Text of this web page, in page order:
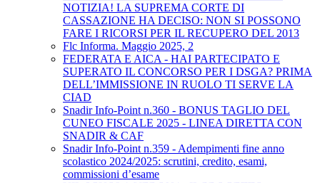
NOTIZIA! LA SUPREMA CORTE DI
CASSAZIONE HA DECISO: NON SI POSSONO
FARE I RICORSI PER IL RECUPERO DEL 2013
Flc Informa. Maggio 2025, 2
FEDERATA E AICA - HAI PARTECIPATO E
SUPERATO IL CONCORSO PER I DSGA? PRIMA
DELL’IMMISSIONE IN RUOLO TI SERVE LA
CIAD
Snadir Info-Point n.360 - BONUS TAGLIO DEL
CUNEO FISCALE 2025 - LINEA DIRETTA CON
SNADIR & CAF
Snadir Info-Point n.359 - Adempimenti fine anno
scolastico 2024/2025: scrutini, credito, esami,
commissioni d’esame